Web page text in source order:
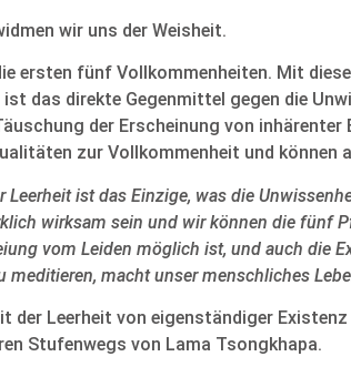
wir uns der Weisheit.
ersten fünf Vollkommenheiten. Mit
das direkte Gegenmittel gegen die
der Erscheinung von
zur Vollkommenheit und können
Leerheit ist das Einzige, was die
wirksam sein und wir können die fünf
vom Leiden möglich ist, und auch die
meditieren, macht unser menschliches
der Leerheit von eigenständiger
Stufenwegs von Lama Tsongkhapa.